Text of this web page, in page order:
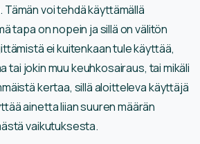
voi tehdä käyttämällä
tapa on nopein ja sillä on välitön
ei kuitenkaan tule käyttää,
tai jokin muu keuhkosairaus, tai mikäli
kertaa, sillä aloitteleva käyttäjä
ainetta liian suuren määrän
vaikutuksesta.